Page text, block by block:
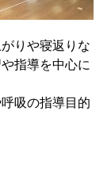
りや寝返りな
指導を中心に
吸の指導目的